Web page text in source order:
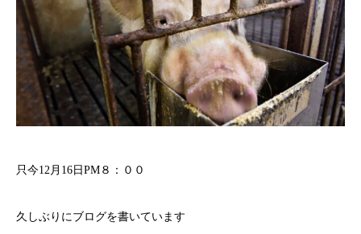
只今12月16日PM８：００
久しぶりにブログを書いています